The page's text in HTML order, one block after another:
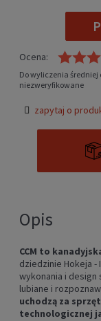
Ocena:
Do wyliczenia średniej
niezweryfikowane
zapytaj o
Opis
CCM to
dziedzinie Hokeja
wykonania i design
lubiane i
uchodzą za
technologicznej